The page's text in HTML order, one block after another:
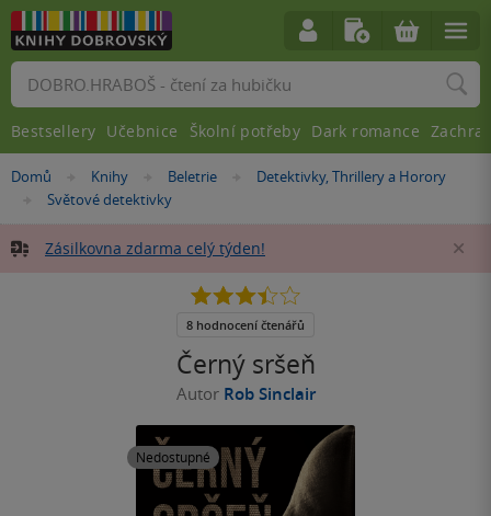
Nacházíte
Domů »Knihy »Beletrie »
Detektivky, Thrillery a Horory
»
Světové detektivky
Zásilkovna zdarma celý týden!
Černý sršeň
Autor Rob Sinclair
Nedostupné
3.4
5
8 hodnocení čtenářů
Vyhledávání
Bestsellery Učebnice Školní potřeby Dark romance